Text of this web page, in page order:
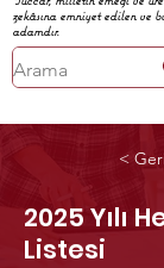
zekâsına emniyet edilen ve
adamdır.
<
2025 Yılı
Listesi